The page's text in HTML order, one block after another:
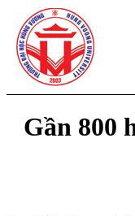
Gần 800